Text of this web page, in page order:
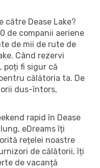
către Dease Lake?
de companii aeriene
de mii de rute de
Când rezervi
poți fi sigur că
călătoria ta. De
dus-întors,
rapid în Dease
eDreams îți
rețelei noastre
de călătorii, îți
de vacanță